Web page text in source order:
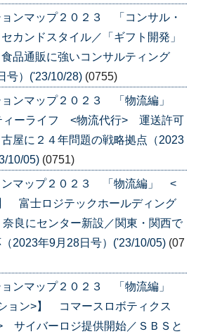
ョンマップ２０２３ 「コンサル・
カンドスタイル／「ギフト開発」
品通販に強いコンサルティング
号）('23/10/28) (0755)
ョンマップ２０２３ 「物流編」
ーライフ <物流代行> 運送許可
屋に２４年問題の戦略拠点（2023
10/05) (0751)
ンマップ２０２３ 「物流編」 <
富士ロジテックホールディング
良にセンター新設／関東・関西で
2023年9月28日号）('23/10/05) (07
ョンマップ２０２３ 「物流編」
ョン>】 コマースロボティクス
サイバーロジ提供開始／ＳＢＳと